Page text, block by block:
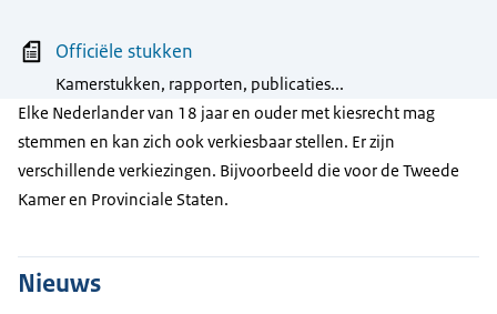
Officiële stukken
Kamerstukken, rapporten, publicaties...
Elke Nederlander van 18 jaar en ouder met kiesrecht mag
stemmen en kan zich ook verkiesbaar stellen. Er zijn
verschillende verkiezingen. Bijvoorbeeld die voor de Tweede
Kamer en Provinciale Staten.
Nieuws